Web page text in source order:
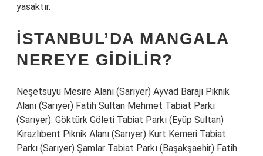
yasaktır.
İSTANBUL’DA MANGALA
NEREYE GIDILIR?
Neşetsuyu Mesire Alanı (Sarıyer) Ayvad Barajı Piknik
Alanı (Sarıyer) Fatih Sultan Mehmet Tabiat Parkı
(Sarıyer). Göktürk Göleti Tabiat Parkı (Eyüp Sultan)
Kirazlıbent Piknik Alanı (Sarıyer) Kurt Kemeri Tabiat
Parkı (Sarıyer) Şamlar Tabiat Parkı (Başakşaehir) Fatih